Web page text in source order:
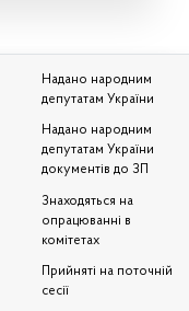
Надано народним
депутатам України
Надано народним
депутатам України
документів до ЗП
Знаходяться на
опрацюванні в
комітетах
Прийняті на поточній
сесії